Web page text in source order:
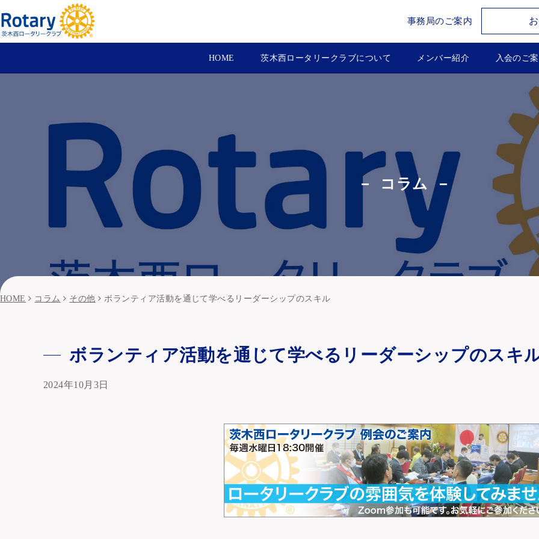
事務局のご案内
HOME 茨木西ロータリークラブについて メンバー紹介 入会のご
コラム
HOME コラム その他 ボランティア活動を通じて学べるリーダーシップのスキル
ボランティア活動を通じて学べるリーダーシップのスキ
2024年10月3日